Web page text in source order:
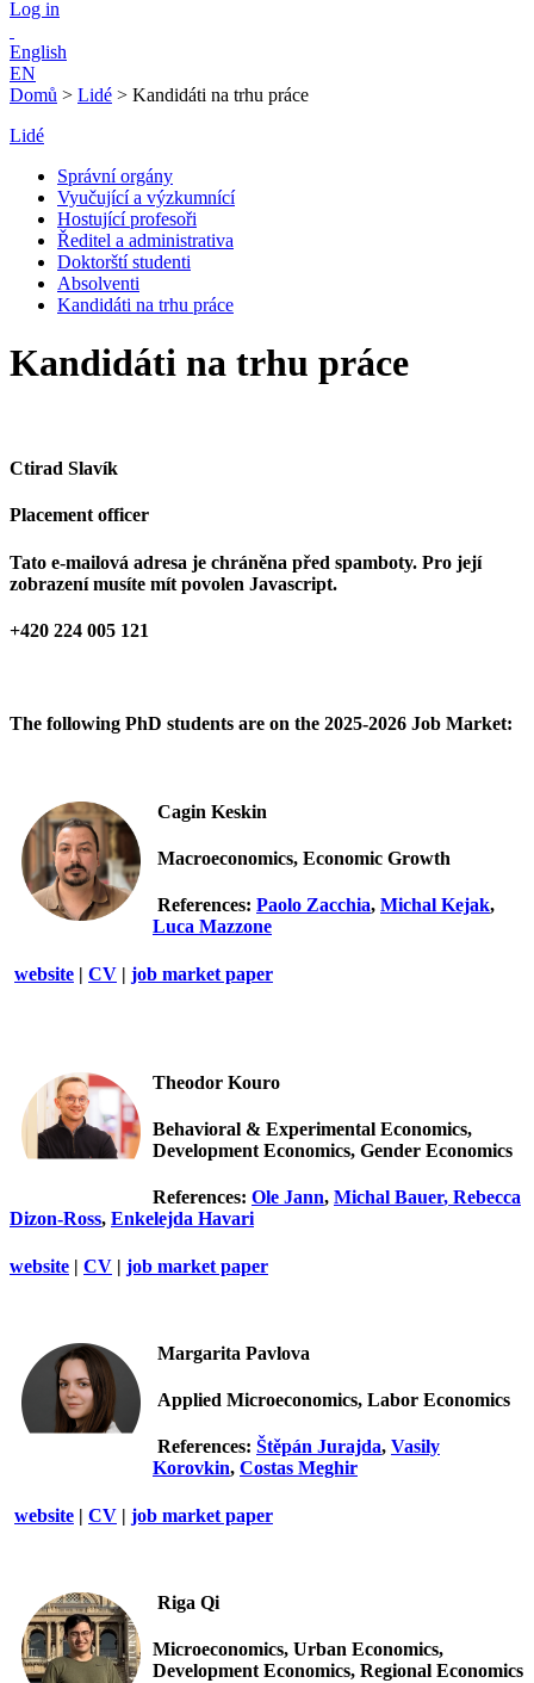
Log in
English
EN
Domů > Lidé > Kandidáti na trhu práce
Lidé
Správní orgány
Vyučující a výzkumnící
Hostující profesoři
Ředitel a administrativa
Doktorští studenti
Absolventi
Kandidáti na trhu práce
Kandidáti na trhu práce
Ctirad Slavík
Placement officer
Tato e-mailová adresa je chráněna před spamboty. Pro její
zobrazení musíte mít povolen Javascript.
+420 224 005 121
The following PhD students are on the 2025-2026 Job Market:
Cagin Keskin
Macroeconomics, Economic Growth
References: Paolo Zacchia, Michal Kejak,
Luca Mazzone
website | CV | job market paper
Theodor Kouro
Behavioral & Experimental Economics,
Development Economics, Gender Economics
References: Ole Jann, Michal Bauer, Rebecca
Dizon-Ross, Enkelejda Havari
website | CV | job market paper
Margarita Pavlova
Applied Microeconomics, Labor Economics
References: Štěpán Jurajda, Vasily
Korovkin, Costas Meghir
website | CV | job market paper
Riga Qi
Microeconomics, Urban Economics,
Development Economics, Regional Economics